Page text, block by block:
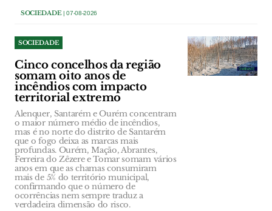
SOCIEDADE| 07-08-2026
SOCIEDADE
Cinco concelhos da região
somam oito anos de
incêndios com impacto
territorial extremo
Alenquer, Santarém e Ourém concentram
o maior número médio de incêndios,
mas é no norte do distrito de Santarém
que o fogo deixa as marcas mais
profundas. Ourém, Mação, Abrantes,
Ferreira do Zêzere e Tomar somam vários
anos em que as chamas consumiram
mais de 5% do território municipal,
confirmando que o número de
ocorrências nem sempre traduz a
verdadeira dimensão do risco.